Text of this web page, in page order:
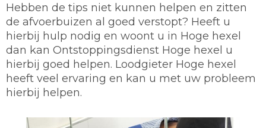
Hebben de tips niet kunnen helpen en zitten
de afvoerbuizen al goed verstopt? Heeft u
hierbij hulp nodig en woont u in Hoge hexel
dan kan Ontstoppingsdienst Hoge hexel u
hierbij goed helpen. Loodgieter Hoge hexel
heeft veel ervaring en kan u met uw probleem
hierbij helpen.